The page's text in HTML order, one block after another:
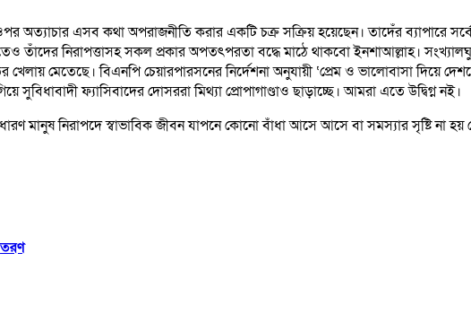
অত্যাচার এসব কথা অপরাজনীতি করার একটি চক্র সক্রিয় হয়েছেন। তাদেঁর ব্যাপারে
তাঁদের নিরাপত্তাসহ সকল প্রকার অপতৎপরতা বদ্ধে মাঠে থাকবো ইনশাআল্লাহ।
মেতেছে। বিএনপি চেয়ারপারসনের নির্দেশনা অনুযায়ী ‘প্রেম ও ভালোবাসা দিয়ে
ফ্যাসিবাদের দোসররা মিথ্যা প্রোপাগাণ্ডাও ছাড়াচ্ছে। আমরা এতে উদ্বিগ্ন নই।
মানুষ নিরাপদে স্বাভাবিক জীবন যাপনে কোনো বাঁধা আসে আসে বা সমস্যার সৃষ্টি না হয়